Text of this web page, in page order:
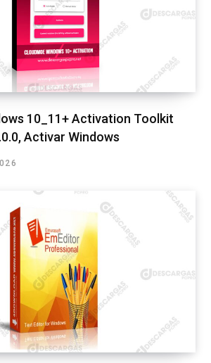
10_11+ Activation Toolkit
Activar Windows